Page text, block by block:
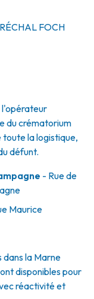
FOCH
l'opérateur
du crématorium
toute la logistique,
défunt.
- Rue de
Maurice
dans la Marne
disponibles pour
réactivité et